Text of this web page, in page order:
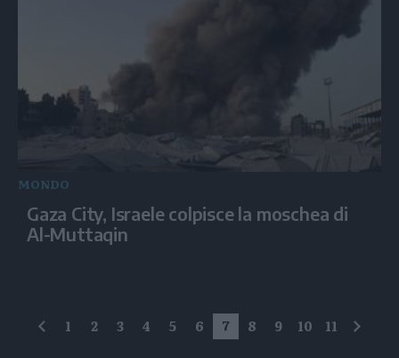
MONDO
Gaza City, Israele colpisce la moschea di
Al-Muttaqin
precedente
1 2 3 4 5 6 7 8 9 10 11